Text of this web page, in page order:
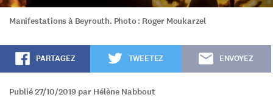
Manifestations à Beyrouth. Photo : Roger Moukarzel
PARTAGEZ TWEETEZ ENVOYEZ
Publié 27/10/2019 par Hélène Nabbout